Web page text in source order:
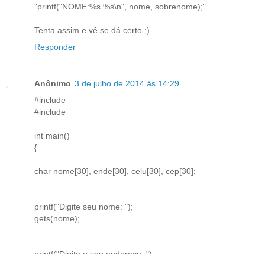
"printf("NOME:%s %s\n", nome, sobrenome);"
Tenta assim e vê se dá certo ;)
Responder
Anônimo 3 de julho de 2014 às 14:29
#include
#include
int main()
{
char nome[30], ende[30], celu[30], cep[30];
printf("Digite seu nome: ");
gets(nome);